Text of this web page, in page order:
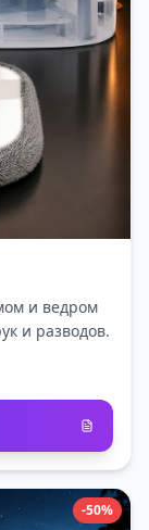
и ведром
и разводов.
-50%